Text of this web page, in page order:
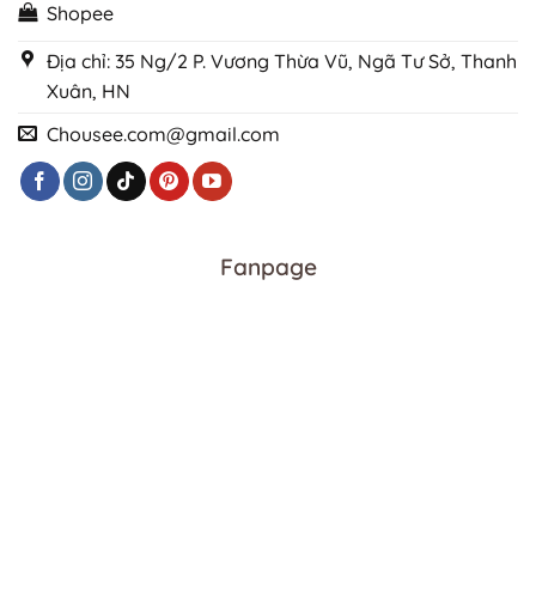
Shopee
Địa chỉ: 35 Ng/2 P. Vương Thừa Vũ, Ngã Tư Sở, Thanh
Xuân, HN
Chousee.com@gmail.com
Fanpage